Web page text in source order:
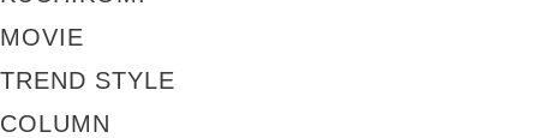
MOVIE
TREND STYLE
COLUMN